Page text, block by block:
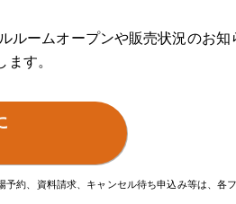
ルームオープンや販売状況のお知
す。
約、資料請求、キャンセル待ち申込み等は、各